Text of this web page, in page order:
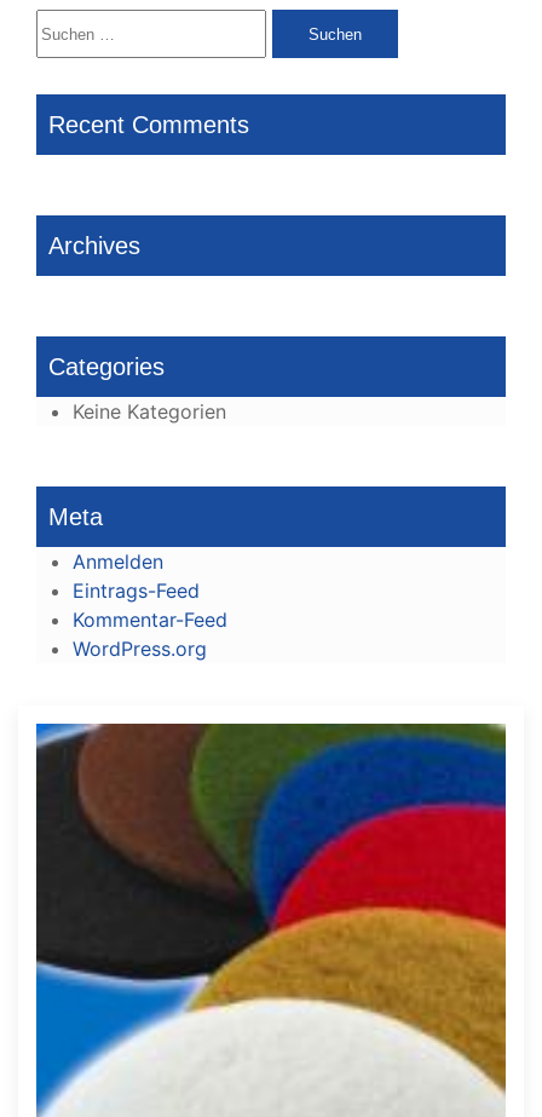
Suchen
nach:
Recent Comments
Archives
Categories
Keine Kategorien
Meta
Anmelden
Eintrags-Feed
Kommentar-Feed
WordPress.org